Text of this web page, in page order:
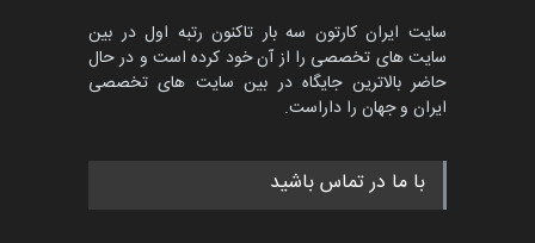
پنجمین مسابقۀ بین‌المللی
کارتون CARTUNION ، …
مهلت
سایت ایران کارتون سه بار تاکنون رتبه اول در بین
سایت های تخصصی را از آن خود کرده است و در حال
حاضر بالاترین جایگاه در بین سایت های تخصصی
ایران و جهان را داراست.
با ما در تماس باشید